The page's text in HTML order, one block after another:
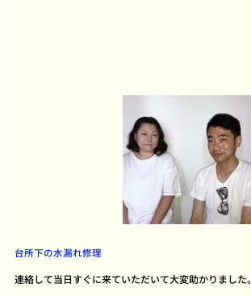
台所下の水漏れ修理
連絡して当日すぐに来ていただいて大変助かりました。